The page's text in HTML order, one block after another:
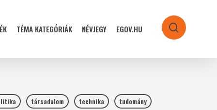
TÉMA KATEGÓRIÁK NÉVJEGY EGOV.HU search
társadalom technika tudomány